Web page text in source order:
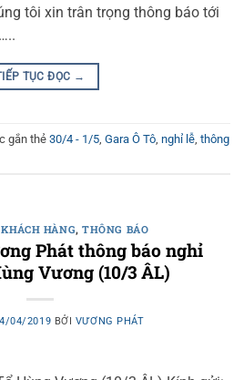
tôi xin trân trọng thông báo tới
TỤC ĐỌC →
gắn thẻ30/4 - 1/5 Gara Ô Tô nghỉ lễ thông
HÀNG,THÔNG BÁO
Phát thông báo nghỉ
Vương (10/3 ÂL)
04/2019 BỞI VƯƠNG PHÁT